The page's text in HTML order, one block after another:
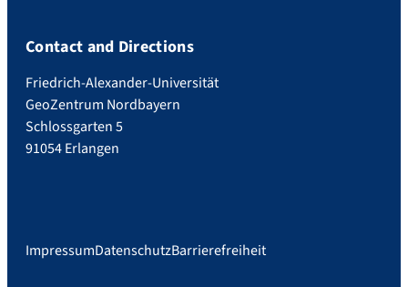
Contact and Directions
Friedrich-Alexander-Universität
GeoZentrum Nordbayern
Schlossgarten 5
91054 Erlangen
ImpressumDatenschutzBarrierefreiheit